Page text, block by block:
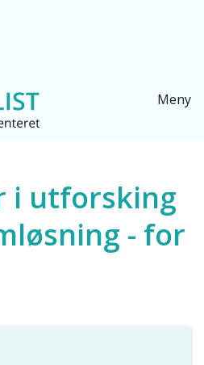
Meny
for alle
i utforsking
- for